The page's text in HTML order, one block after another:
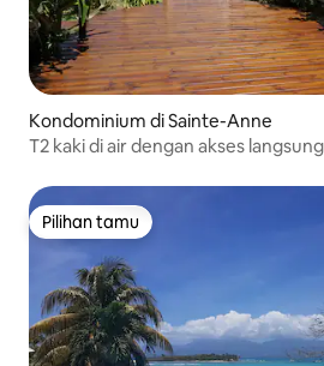
Kondominium di Sainte-Anne
T2 kaki di air dengan akses
Pilihan tamu
Pilihan tamu